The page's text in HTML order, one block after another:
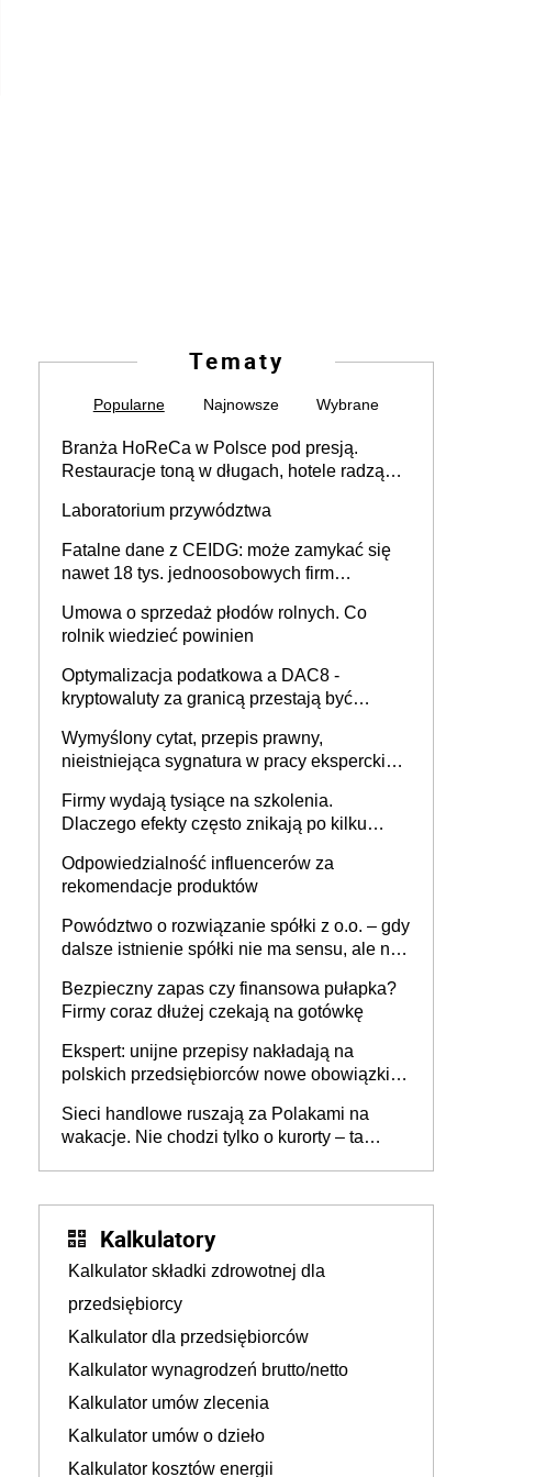
Tematy
Popularne Najnowsze Wybrane
Branża HoReCa w Polsce pod presją.
Restauracje toną w długach, hotele radzą
Laboratorium przywództwa
Fatalne dane z CEIDG: może zamykać się
nawet 18 tys. jednoosobowych firm
Umowa o sprzedaż płodów rolnych. Co
rolnik wiedzieć powinien
Optymalizacja podatkowa a DAC8 -
kryptowaluty za granicą przestają być
Wymyślony cytat, przepis prawny,
nieistniejąca sygnatura w pracy eksperckiej -
firmie
Firmy wydają tysiące na szkolenia.
Dlaczego efekty często znikają po kilku
Odpowiedzialność influencerów za
rekomendacje produktów
Powództwo o rozwiązanie spółki z o.o. – gdy
dalsze istnienie spółki nie ma sensu, ale nie
Bezpieczny zapas czy finansowa pułapka?
Firmy coraz dłużej czekają na gotówkę
Ekspert: unijne przepisy nakładają na
polskich przedsiębiorców nowe obowiązki w
Sieci handlowe ruszają za Polakami na
wakacje. Nie chodzi tylko o kurorty – ta
Kalkulatory
Kalkulator składki zdrowotnej dla
przedsiębiorcy
Kalkulator dla przedsiębiorców
Kalkulator wynagrodzeń brutto/netto
Kalkulator umów zlecenia
Kalkulator umów o dzieło
Kalkulator kosztów energii